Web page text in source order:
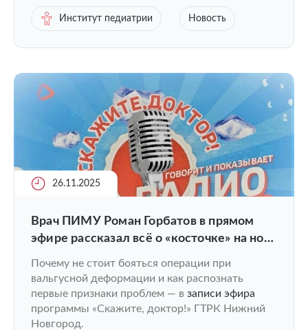
Институт педиатрии Новость
26.11.2025
Врач ПИМУ Роман Горбатов в прямом
эфире рассказал всё о «косточке» на ноге
и здоровье стоп
Почему не стоит бояться операции при
вальгусной деформации и как распознать
первые признаки проблем — в записи эфира
программы «Скажите, доктор!» ГТРК Нижний
Новгород.